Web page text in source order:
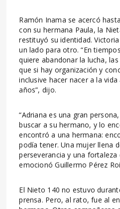
Ramón Inama se acercó
con su hermana Paula, la
restituyó su identidad.
un lado para otro. “En
quiere abandonar la lucha,
que si hay organización y
inclusive hacer nacer a la
años”, dijo.
“Adriana es una gran
buscar a su hermano, y lo
encontró a una hermana:
podía tener. Una mujer llena
perseverancia y una fortaleza
emocionó Guillermo Pérez
El Nieto 140 no estuvo
prensa. Pero, al rato, fue al